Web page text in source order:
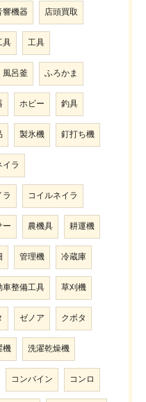
響機器 店頭買取
具 工具
風呂釜 ふろかま
ホビー 釣具
製氷機 釘打ち機
イラ
コイルネイラ
ー 農機具 耕運機
管理機 冷蔵庫
車整備工具 草刈機
ゼノア クボタ
機 洗濯乾燥機
コンバイン コンロ